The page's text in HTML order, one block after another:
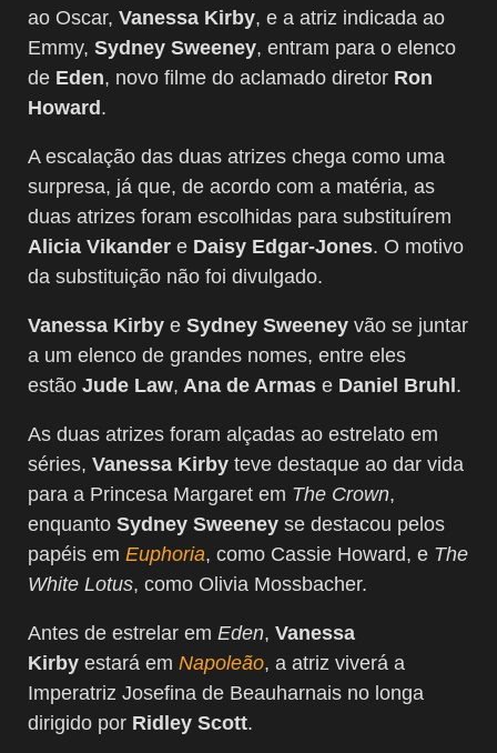
ao Oscar, Vanessa Kirby, e a atriz indicada ao
Emmy, Sydney Sweeney, entram para o elenco
de Eden, novo filme do aclamado diretor Ron
Howard.
A escalação das duas atrizes chega como uma
surpresa, já que, de acordo com a matéria, as
duas atrizes foram escolhidas para substituírem
Alicia Vikander e Daisy Edgar-Jones. O motivo
da substituição não foi divulgado.
Vanessa Kirby e Sydney Sweeney vão se juntar
a um elenco de grandes nomes, entre eles
estão Jude Law, Ana de Armas e Daniel Bruhl.
As duas atrizes foram alçadas ao estrelato em
séries, Vanessa Kirby teve destaque ao dar vida
para a Princesa Margaret em The Crown,
enquanto Sydney Sweeney se destacou pelos
papéis em Euphoria, como Cassie Howard, e The
White Lotus, como Olivia Mossbacher.
Antes de estrelar em Eden, Vanessa
Kirby estará em Napoleão, a atriz viverá a
Imperatriz Josefina de Beauharnais no longa
dirigido por Ridley Scott.